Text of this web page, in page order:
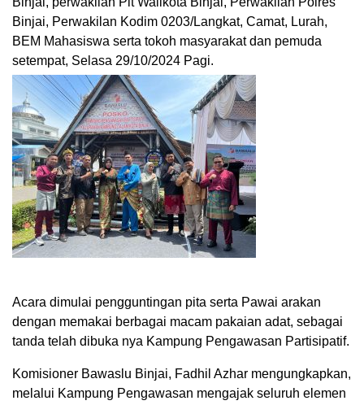
Binjai, Perwakilan Kodim 0203/Langkat, Camat, Lurah,
BEM Mahasiswa serta tokoh masyarakat dan pemuda
setempat, Selasa 29/10/2024 Pagi.
Acara dimulai pengguntingan pita serta Pawai arakan
dengan memakai berbagai macam pakaian adat, sebagai
tanda telah dibuka nya Kampung Pengawasan Partisipatif.
Komisioner Bawaslu Binjai, Fadhil Azhar mengungkapkan,
melalui Kampung Pengawasan mengajak seluruh elemen